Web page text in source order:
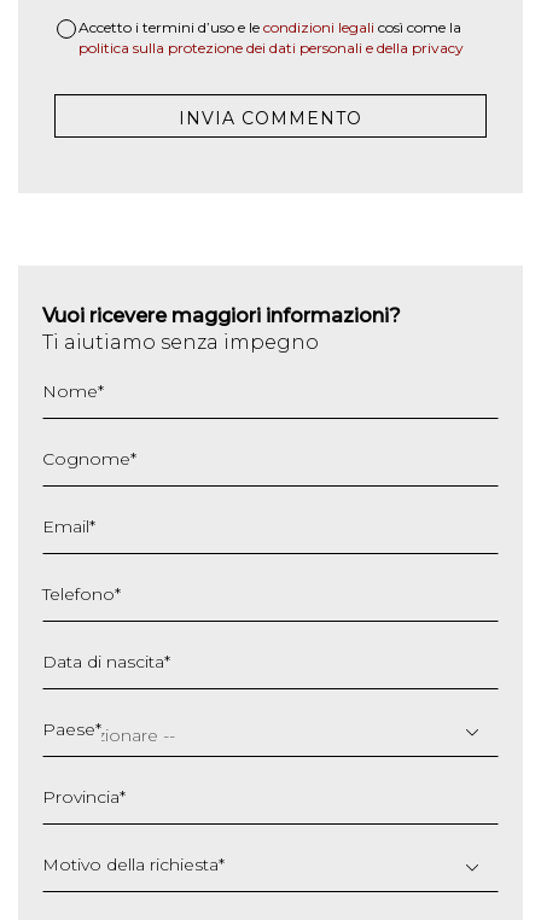
Accetto i termini d’uso e le condizioni legali così come la
politica sulla protezione dei dati personali e della privacy
Vuoi ricevere maggiori informazioni?
Ti aiutiamo senza impegno
Nome*
Cognome*
Email*
Telefono*
Data di nascita*
slash
MM
AAAA
Paese*
Provincia*
Motivo della richiesta*